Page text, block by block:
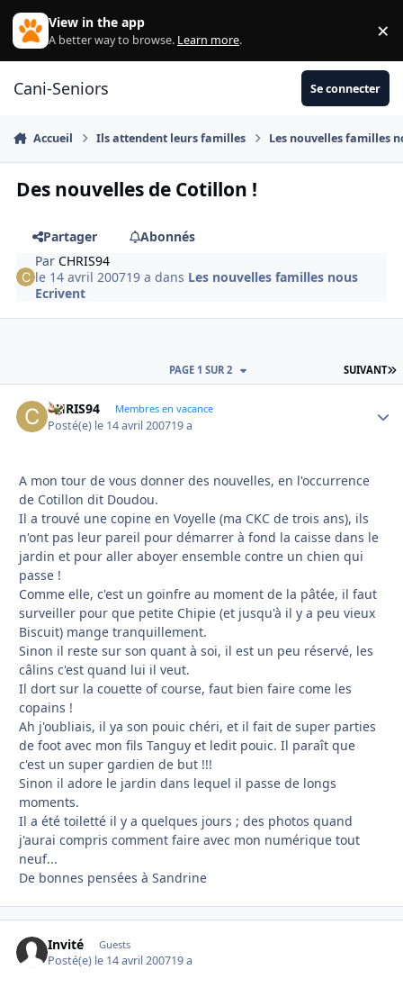
Aller au contenu
View in the app
A better way to browse. Learn more. ×
Cani-Seniors Se connecter
Accueil Ils attendent leurs familles Les nouvelles familles
Des nouvelles de Cotillon !
Partager
Abonnés
ParCHRIS94
le 14 avril 200719 a dans Les nouvelles familles nous
Ecrivent
SUIVANT
PAGE 1 SUR 2
CHRIS94 Membres en vacance
Posté(e) le 14 avril 200719 a
A mon tour de vous donner des nouvelles, en l'occurrence
de Cotillon dit Doudou.
Il a trouvé une copine en Voyelle (ma CKC de trois ans), ils
n'ont pas leur pareil pour démarrer à fond la caisse dans le
jardin et pour aller aboyer ensemble contre un chien qui
passe !
Comme elle, c'est un goinfre au moment de la pâtée, il faut
surveiller pour que petite Chipie (et jusqu'à il y a peu vieux
Biscuit) mange tranquillement.
Sinon il reste sur son quant à soi, il est un peu réservé, les
câlins c'est quand lui il veut.
Il dort sur la couette of course, faut bien faire come les
copains !
Ah j'oubliais, il ya son pouic chéri, et il fait de super parties
de foot avec mon fils Tanguy et ledit pouic. Il paraît que
c'est un super gardien de but !!!
Sinon il adore le jardin dans lequel il passe de longs
moments.
Il a été toiletté il y a quelques jours ; des photos quand
j'aurai compris comment faire avec mon numérique tout
neuf...
De bonnes pensées à Sandrine
Invité Guests
Posté(e) le 14 avril 200719 a